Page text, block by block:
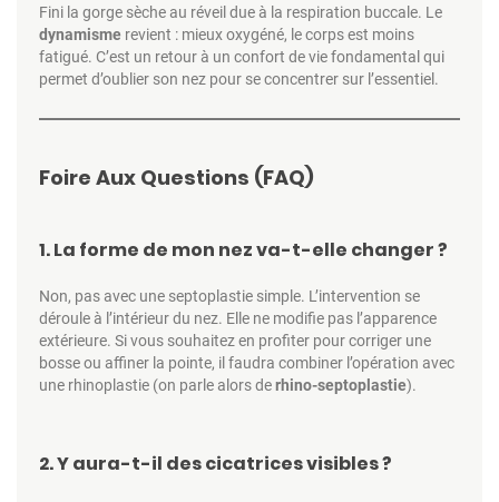
Fini la gorge sèche au réveil due à la respiration buccale. Le
dynamisme revient : mieux oxygéné, le corps est moins
fatigué. C’est un retour à un confort de vie fondamental qui
permet d’oublier son nez pour se concentrer sur l’essentiel.
Foire Aux Questions (FAQ)
1. La forme de mon nez va-t-elle changer ?
Non, pas avec une septoplastie simple. L’intervention se
déroule à l’intérieur du nez. Elle ne modifie pas l’apparence
extérieure. Si vous souhaitez en profiter pour corriger une
bosse ou affiner la pointe, il faudra combiner l’opération avec
une rhinoplastie (on parle alors derhino-septoplastie).
2. Y aura-t-il des cicatrices visibles ?